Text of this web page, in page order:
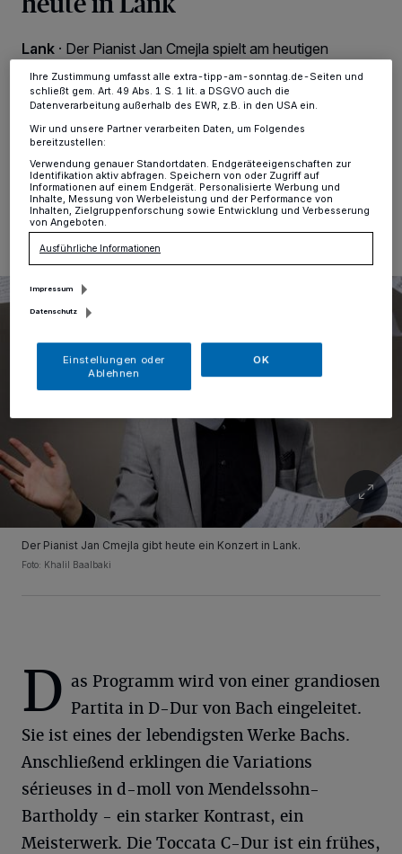
Lank · Der Pianist Jan Cmejla spielt am heutigen
Brahms. Ds Konzert im Rahmen der Reihe „Weltklassik
am Klavier“ beginnt um 17 Uhr im Forum Wasserturm an
der Rheinstraße in Lank.
24.11.2024 , 10:00 Uhr Eine Minute Lesezeit
Der Pianist Jan Cmejla gibt heute ein Konzert in Lank.
Foto: Khalil Baalbaki
D as Programm wird von einer grandiosen
Partita in D-Dur von Bach eingeleitet.
Sie ist eines der lebendigsten Werke Bachs.
Anschließend erklingen die Variations
sérieuses in d-moll von Mendelssohn-
Bartholdy - ein starker Kontrast, ein
Meisterwerk. Die Toccata C-Dur ist ein frühes,
ändern oder Ihre Einwilligung zu widerrufen, indem Sie auf den Link
Informationen finden Sie in unserer Datenschutzerklärung.
Ihre Zustimmung umfasst alle extra-tipp-am-sonntag.de-Seiten und
schließt gem. Art. 49 Abs. 1 S. 1 lit. a DSGVO auch die
Datenverarbeitung außerhalb des EWR, z.B. in den USA ein.
Wir und unsere Partner verarbeiten Daten, um Folgendes
bereitzustellen:
Verwendung genauer Standortdaten. Endgeräteeigenschaften zur
Identifikation aktiv abfragen. Speichern von oder Zugriff auf
Informationen auf einem Endgerät. Personalisierte Werbung und
Inhalte, Messung von Werbeleistung und der Performance von
Inhalten, Zielgruppenforschung sowie Entwicklung und Verbesserung
von Angeboten.
Ausführliche Informationen
Impressum
Datenschutz
Einstellungen oder
Ablehnen
OK